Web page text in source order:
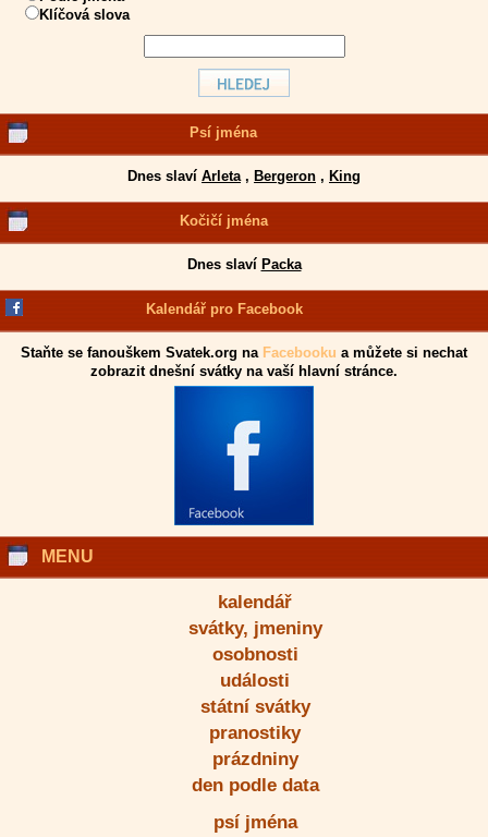
Klíčová slova
Psí jména
Dnes slaví Arleta, Bergeron , King
Kočičí jména
Dnes slaví Packa
Kalendář pro Facebook
Staňte se fanouškem Svatek.org na Facebooku a můžete si nechat
zobrazit dnešní svátky na vaší hlavní stránce.
MENU
kalendář
svátky, jmeniny
osobnosti
události
státní svátky
pranostiky
prázdniny
den podle data
psí jména